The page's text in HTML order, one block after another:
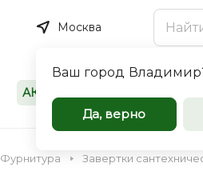
Москва
Ваш город
Да, верно
АКЦИИ
Фурнитура Завертки
входные